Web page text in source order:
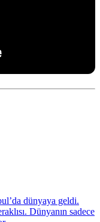
dünyaya geldi.
Dünyanın sadece